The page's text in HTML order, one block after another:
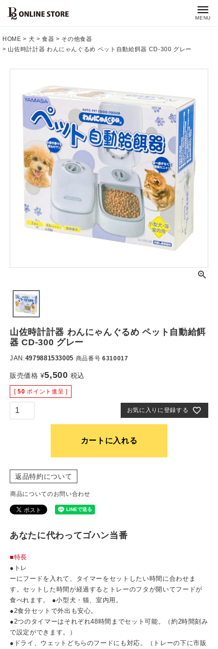
MENU
HOME 犬 食器
その他食器
山佐時計計器 わんにゃんぐるめ ペット自動給餌器 CD-300 グレー
山佐時計計器 わんにゃんぐるめ ペット自動給餌
器 CD-300 グレー
JAN:4979881533005 商品番号 6310017
販売価格 ¥5,500 税込
[ 50 ポイント進呈 ]
お気に入りに登録する
カートに入れる
返品特約について
商品についてのお問い合わせ
あなたに代わってゴハン当番
■特長
●トレ
ーにフードを入れて、タイマーをセットしたい時間に合わせま
す。セットした時間が経過するとトレーのフタが開いてフードが
食べれます。 ●小型犬・猫、室内用。
●2食分セットで外出も安心。
●2つのタイマーはそれぞれ48時間までセット可能。（約2時間刻み
で設定ができます。）
●ドライ、ウェットどちらのフードにも対応。（トレーの下に市販